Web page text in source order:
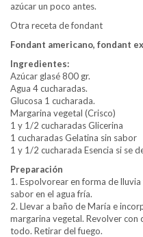
azúcar un poco antes.
Otra receta de fondant
Fondant americano, fondant
Ingredientes:
Azúcar glasé 800 gr.
Agua 4 cucharadas.
Glucosa 1 cucharada.
Margarina vegetal (Crisco)
1 y 1/2 cucharadas Glicerina
1 cucharadas Gelatina sin sabor
1 y 1/2 cucharada Esencia si se
Preparación
1. Espolvorear en forma de
sabor en el agua fría.
2. Llevar a baño de María e
margarina vegetal. Revolver con
todo. Retirar del fuego.